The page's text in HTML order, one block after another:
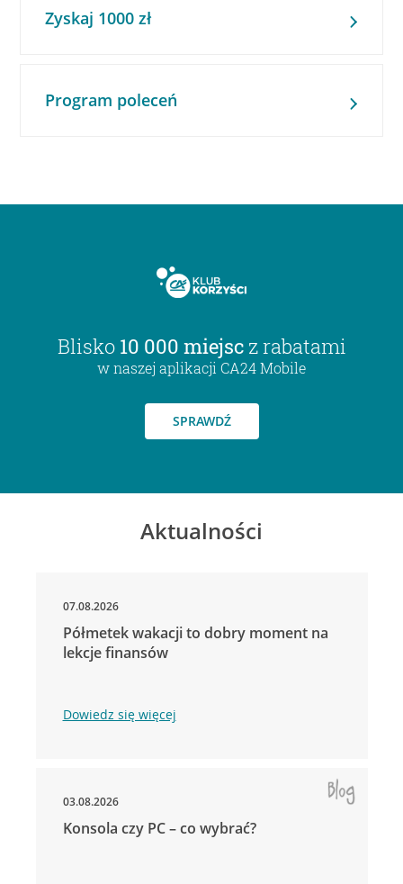
Zyskaj 1000 zł
Program poleceń
Blisko 10 000 miejsc z rabatami
w naszej aplikacji CA24 Mobile
SPRAWDŹ
Aktualności
07.08.2026
Półmetek wakacji to dobry moment na
lekcje finansów
Dowiedz się więcej
03.08.2026
Konsola czy PC – co wybrać?